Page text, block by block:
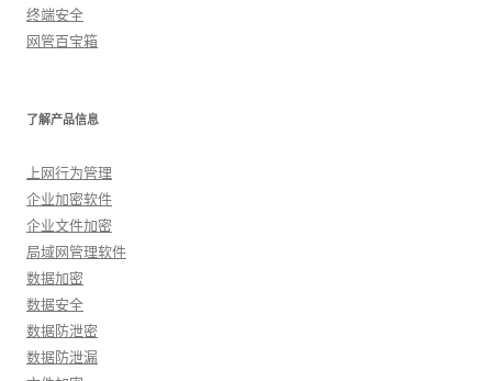
终端安全
网管百宝箱
了解产品信息
上网行为管理
企业加密软件
企业文件加密
局域网管理软件
数据加密
数据安全
数据防泄密
数据防泄漏